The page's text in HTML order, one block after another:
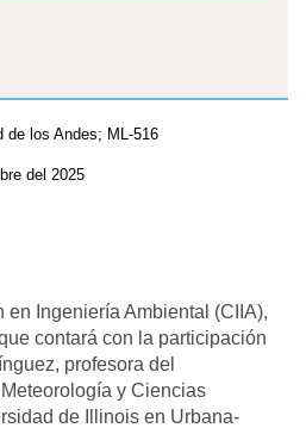
de los Andes; ML-516
del 2025
en Ingeniería Ambiental (CIIA),
contará con la participación
profesora del
y Ciencias
de Illinois en Urbana-